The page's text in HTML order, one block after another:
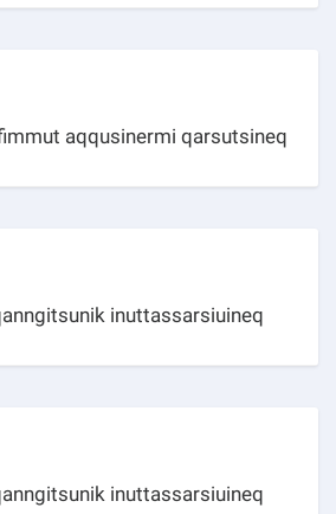
aqqusinermi qarsutsineq
inuttassarsiuineq
inuttassarsiuineq